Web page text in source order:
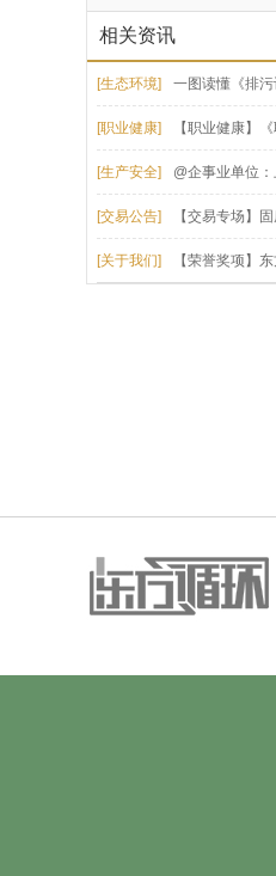
相关资讯
[生态环境] 一图读懂《排
技术规范》（HJ1299-2023
[职业健康] 【职业健康】
必看50问答！
[生产安全] @企事业单位：
云，自查自纠安全生产重大
[交易公告] 【交易专场】
级，7月专场专为企业固废
[关于我们] 【荣誉奖项】